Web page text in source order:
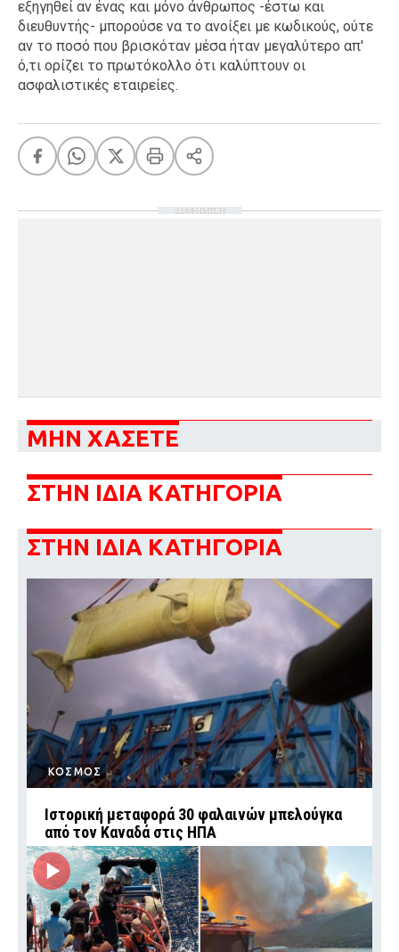
εξηγηθεί αν ένας και μόνο άνθρωπος -έστω και
διευθυντής- μπορούσε να το ανοίξει με κωδικούς, ούτε
αν το ποσό που βρισκόταν μέσα ήταν μεγαλύτερο απ'
ό,τι ορίζει το πρωτόκολλο ότι καλύπτουν οι
ασφαλιστικές εταιρείες.
ΔΙΑΦΗΜΙΣΗ
ΜΗΝ ΧΑΣΕΤΕ
ΣΤΗΝ ΙΔΙΑ ΚΑΤΗΓΟΡΙΑ
ΣΤΗΝ ΙΔΙΑ ΚΑΤΗΓΟΡΙΑ
ΚΟΣΜΟΣ
Ιστορική μεταφορά 30 φαλαινών μπελούγκα
από τον Καναδά στις ΗΠΑ